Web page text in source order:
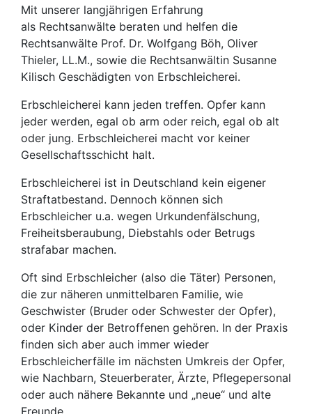
Mit unserer langjährigen Erfahrung
als Rechtsanwälte beraten und helfen die
Rechtsanwälte Prof. Dr. Wolfgang Böh, Oliver
Thieler, LL.M., sowie die Rechtsanwältin Susanne
Kilisch Geschädigten von Erbschleicherei.
Erbschleicherei kann jeden treffen. Opfer kann
jeder werden, egal ob arm oder reich, egal ob alt
oder jung. Erbschleicherei macht vor keiner
Gesellschaftsschicht halt.
Erbschleicherei ist in Deutschland kein eigener
Straftatbestand. Dennoch können sich
Erbschleicher u.a. wegen Urkundenfälschung,
Freiheitsberaubung, Diebstahls oder Betrugs
strafabar machen.
Oft sind Erbschleicher (also die Täter) Personen,
die zur näheren unmittelbaren Familie, wie
Geschwister (Bruder oder Schwester der Opfer),
oder Kinder der Betroffenen gehören. In der Praxis
finden sich aber auch immer wieder
Erbschleicherfälle im nächsten Umkreis der Opfer,
wie Nachbarn, Steuerberater, Ärzte, Pflegepersonal
oder auch nähere Bekannte und „neue“ und alte